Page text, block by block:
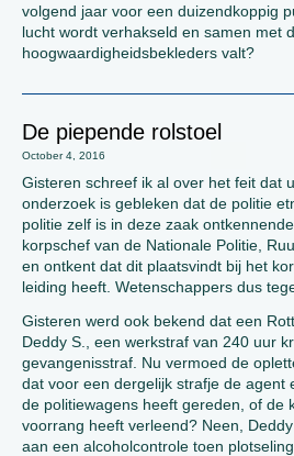
volgend jaar voor een duizendkoppig
lucht wordt verhakseld en samen met
hoogwaardigheidsbekleders valt?
De piepende rolstoel
October 4, 2016
Gisteren schreef ik al over het feit dat
onderzoek is gebleken dat de politie
politie zelf is in deze zaak
korpschef van de Nationale Politie,
en ontkent dat dit plaatsvindt bij het
leiding heeft. Wetenschappers dus
Gisteren werd ook bekend dat een
Deddy S., een werkstraf van 240 uur
gevangenisstraf. Nu vermoed de
dat voor een dergelijk strafje de agent
de politiewagens heeft gereden, of de
voorrang heeft verleend? Neen,
aan een alcoholcontrole toen